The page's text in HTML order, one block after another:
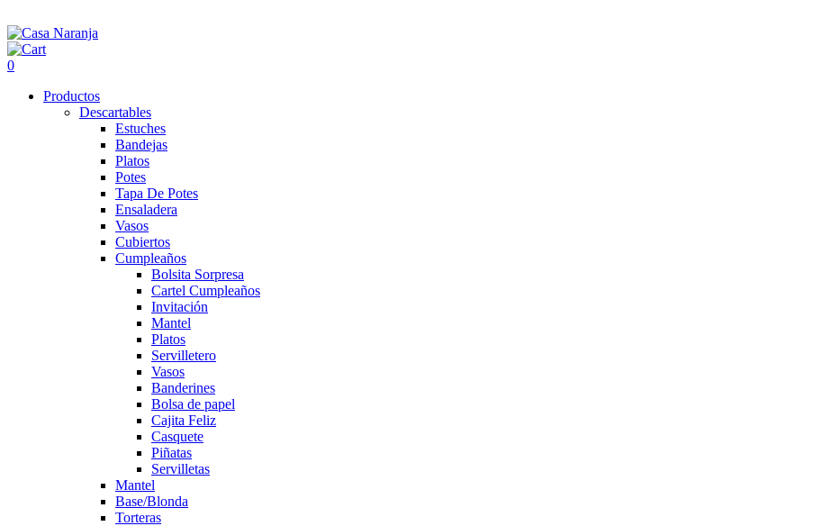
0
Productos
Descartables
Estuches
Bandejas
Platos
Potes
Tapa De Potes
Ensaladera
Vasos
Cubiertos
Cumpleaños
Bolsita Sorpresa
Cartel Cumpleaños
Invitación
Mantel
Platos
Servilletero
Vasos
Banderines
Bolsa de papel
Cajita Feliz
Casquete
Piñatas
Servilletas
Mantel
Base/Blonda
Torteras